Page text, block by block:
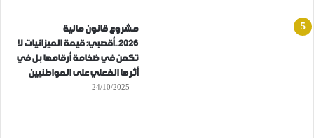
مشروع قانون مالية
2026..أقصبي: قيمة الميزانيات لا
تكمن في ضخامة أرقامها بل في
أثرها الفعلي على المواطنيين
24/10/2025